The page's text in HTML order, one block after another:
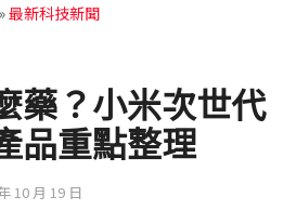
»最新科技新聞
藥？小米次世代
品重點整理
10 月 19 日